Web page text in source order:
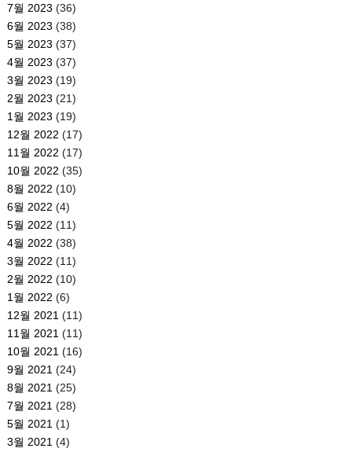
7월 2023 (36)
6월 2023 (38)
5월 2023 (37)
4월 2023 (37)
3월 2023 (19)
2월 2023 (21)
1월 2023 (19)
12월 2022 (17)
11월 2022 (17)
10월 2022 (35)
8월 2022 (10)
6월 2022 (4)
5월 2022 (11)
4월 2022 (38)
3월 2022 (11)
2월 2022 (10)
1월 2022 (6)
12월 2021 (11)
11월 2021 (11)
10월 2021 (16)
9월 2021 (24)
8월 2021 (25)
7월 2021 (28)
5월 2021 (1)
3월 2021 (4)